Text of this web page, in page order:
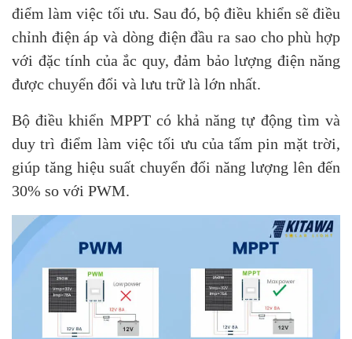
điểm làm việc tối ưu. Sau đó, bộ điều khiển sẽ điều
chỉnh điện áp và dòng điện đầu ra sao cho phù hợp
với đặc tính của ắc quy, đảm bảo lượng điện năng
được chuyển đổi và lưu trữ là lớn nhất.
Bộ điều khiển MPPT có khả năng tự động tìm và
duy trì điểm làm việc tối ưu của tấm pin mặt trời,
giúp tăng hiệu suất chuyển đổi năng lượng lên đến
30% so với PWM.